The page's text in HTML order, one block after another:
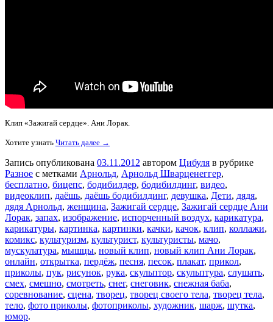
Клип «Зажигай сердце». Ани Лорак.
Хотите узнать Читать далее →
Запись опубликована 03.11.2012 автором Цибуля в рубрике
Разное с метками Арнольд, Арнольд Шварценеггер,
бесплатно, бицепс, бодибилдер, бодибилдинг, видео,
видеоклип, даёшь, даёшь бодибилдинг, девушка, Дети, дядя,
дядя Арнольд, женщина, Зажигай сердце, Зажигай сердце Ани
Лорак, запах, изображение, испорченный воздух, карикатура,
карикатуры, картинка, картинки, качки, качок, клип, коллажи,
комикс, культуризм, культурист, культуристы, мачо,
мускулатура, мышцы, новый клип, новый клип Ани Лорак,
онлайн, открытка, пердёж, песня, песок, плакат, прикол,
приколы, пук, рисунок, рука, скульптор, скульптура, слушать,
смех, смешно, смотреть, снег, снеговик, снежная баба,
соревнование, сцена, творец, творец своего тела, творец тела,
тело, фото приколы, фотоприколы, художник, шарж, шутка,
юмор.